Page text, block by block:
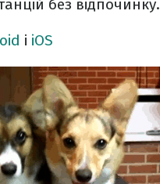
без відпочинку.
і iOS